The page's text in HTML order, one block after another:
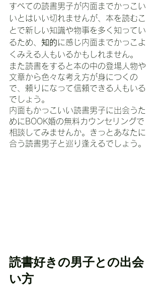
すべての読書男子が内面までかっこい
いとはいい切れませんが、本を読むこ
とで新しい知識や物事を多く知ってい
るため、 知的に感じ内面までかっこよ
くみえる人もいるかもしれません。
また読書をすると本の中の登場人物や
文章から色々な考え方が身につくの
で、頼りになって信頼できる人もいる
でしょう。
内面もかっこいい読書男子に出会うた
めにBOOK婚の無料カウンセリングで
相談してみませんか。きっとあなたに
合う読書男子と巡り逢えるでしょう。
読書好きの男子との出会
い方